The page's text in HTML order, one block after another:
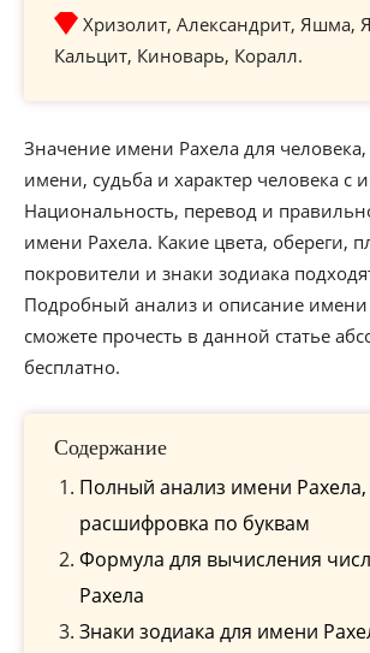
Хризолит, Александрит, Яшма,
Кальцит, Киноварь, Коралл.
Значение имени Рахела для
имени, судьба и характер человека с
Национальность, перевод и
имени Рахела. Какие цвета, обереги,
покровители и знаки зодиака
Подробный анализ и описание имени
сможете прочесть в данной статье
бесплатно.
Содержание
Полный анализ имени
расшифровка по буквам
Формула для вычисления
Рахела
Знаки зодиака для имени